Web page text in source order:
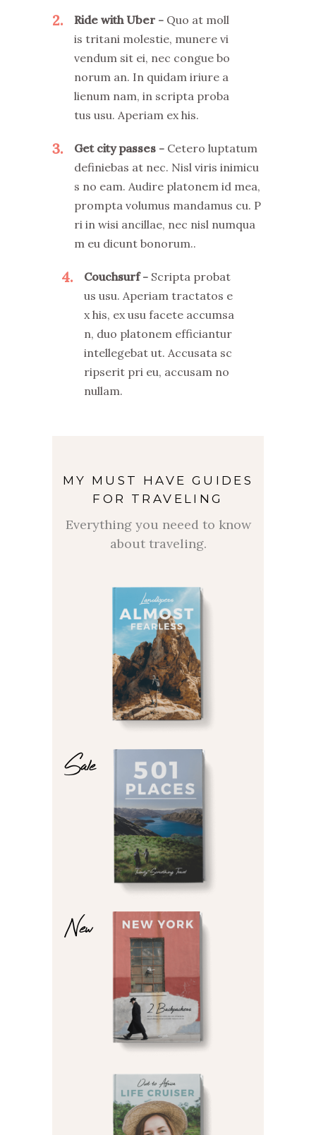
2 Ride with Uber
Quo at moll
is tritani molestie, munere vi
vendum sit ei, nec congue bo
norum an. In quidam iriure a
lienum nam, in scripta proba
tus usu. Aperiam ex his.
3 Get city passes
Cetero luptatum
definiebas at nec. Nisl viris inimicu
s no eam. Audire platonem id mea,
prompta volumus mandamus cu. P
ri in wisi ancillae, nec nisl numqua
m eu dicunt bonorum..
4 Couchsurf
Scripta probat
us usu. Aperiam tractatos e
x his, ex usu facete accumsa
n, duo platonem efficiantur
intellegebat ut. Accusata sc
ripserit pri eu, accusam no
nullam.
MY MUST HAVE GUIDES
FOR TRAVELING
Everything you neeed to know
about traveling.
Sale
$ $
New